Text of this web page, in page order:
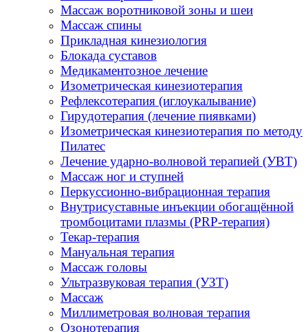
Массаж воротниковой зоны и шеи
Массаж спины
Прикладная кинезиология
Блокада суставов
Медикаментозное лечение
Изометрическая кинезиотерапия
Рефлексотерапия (иглоукалывание)
Гирудотерапия (лечение пиявками)
Изометрическая кинезиотерапия по методу
Пилатес
Лечение ударно-волновой терапией (УВТ)
Массаж ног и ступней
Перкуссионно-вибрационная терапия
Внутрисуставные инъекции обогащённой
тромбоцитами плазмы (PRP-терапия)
Текар-терапия
Мануальная терапия
Массаж головы
Ультразвуковая терапия (УЗТ)
Массаж
Миллиметровая волновая терапия
Озонотерапия